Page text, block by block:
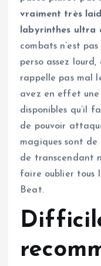
vraiment très
labyrinthes ultra
combats n’est
perso assez
rappelle pas mal
avez en effet une
disponibles qu’il
de pouvoir
magiques sont
de transcendant
faire oublier tous
Beat.